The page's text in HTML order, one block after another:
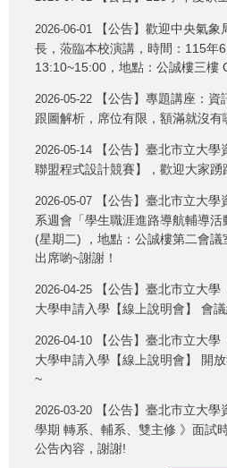
2026-06-01
【公告】歡迎中央氣
長，蒞臨本校演講，時間：115年6
13:10~15:00，地點：公誠樓三樓
2026-05-22
【公告】專題講座：
跟圖解析，席位有限，額滿就沒
2026-05-14
【公告】臺北市立大
聯盟程式設計競賽】，歡迎大家踴
2026-05-07
【公告】臺北市立大
系週會「學生職涯進路導航輔導
(星期二) ，地點：公誠樓第二會
出席喲~謝謝！
2026-04-25
【公告】臺北市立大
大學申請入學【線上說明會】 會
2026-04-10
【公告】臺北市立大
大學申請入學【線上說明會】 開
~
2026-03-20
【公告】臺北市立大
學期 轉系、輔系、雙主修 》面試
公告內容，謝謝!